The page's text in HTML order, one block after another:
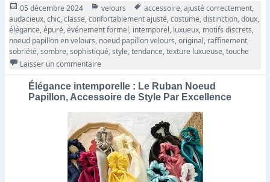
Publié
le
05 décembre 2024 Catégories
velours Tags
accessoire,ajusté correctement,
audacieux,chic,classe,confortablement ajusté,costume,distinction,doux,
élégance,épuré,événement formel, intemporel, luxueux, motifs discrets,
noeud papillon en velours, noeud papillon velours,original, raffinement,
sobriété,sombre,sophistiqué,style,tendance,texture luxueuse,touche
Laisser un commentaire
Élégance intemporelle : Le Ruban Noeud
Papillon, Accessoire de Style Par Excellence